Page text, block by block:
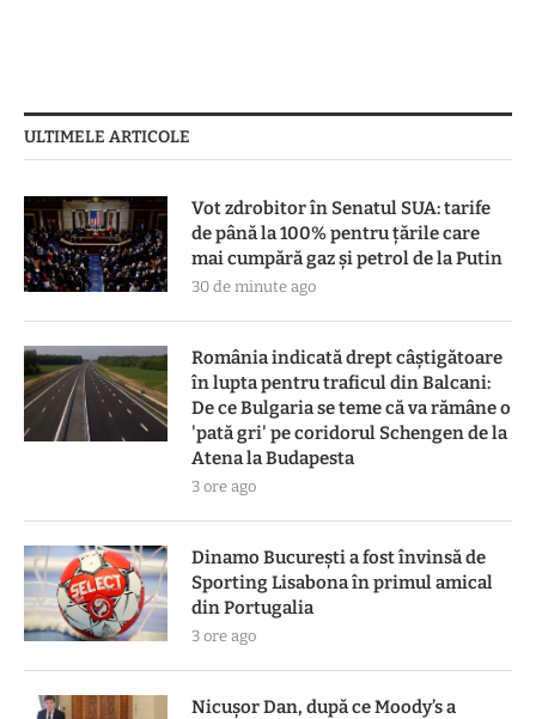
ULTIMELE ARTICOLE
Vot zdrobitor în Senatul SUA: tarife
de până la 100% pentru țările care
mai cumpără gaz și petrol de la Putin
30 de minute ago
România indicată drept câștigătoare
în lupta pentru traficul din Balcani:
De ce Bulgaria se teme că va rămâne o
'pată gri' pe coridorul Schengen de la
Atena la Budapesta
3 ore ago
Dinamo București a fost învinsă de
Sporting Lisabona în primul amical
din Portugalia
3 ore ago
Nicușor Dan, după ce Moody’s a